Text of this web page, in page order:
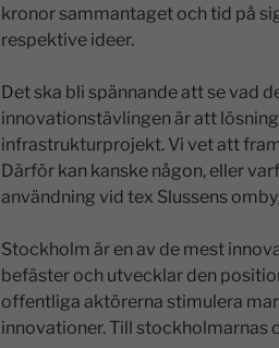
kronor sammantaget och tid på
respektive ideer.
Det ska bli spännande att se vad
innovationstävlingen är att
infrastrukturprojekt. Vi vet att
Därför kan kanske någon, eller
användning vid tex Slussens
Stockholm är en av de mest
befäster och utvecklar den
offentliga aktörerna stimulera
innovationer. Till stockholmarnas